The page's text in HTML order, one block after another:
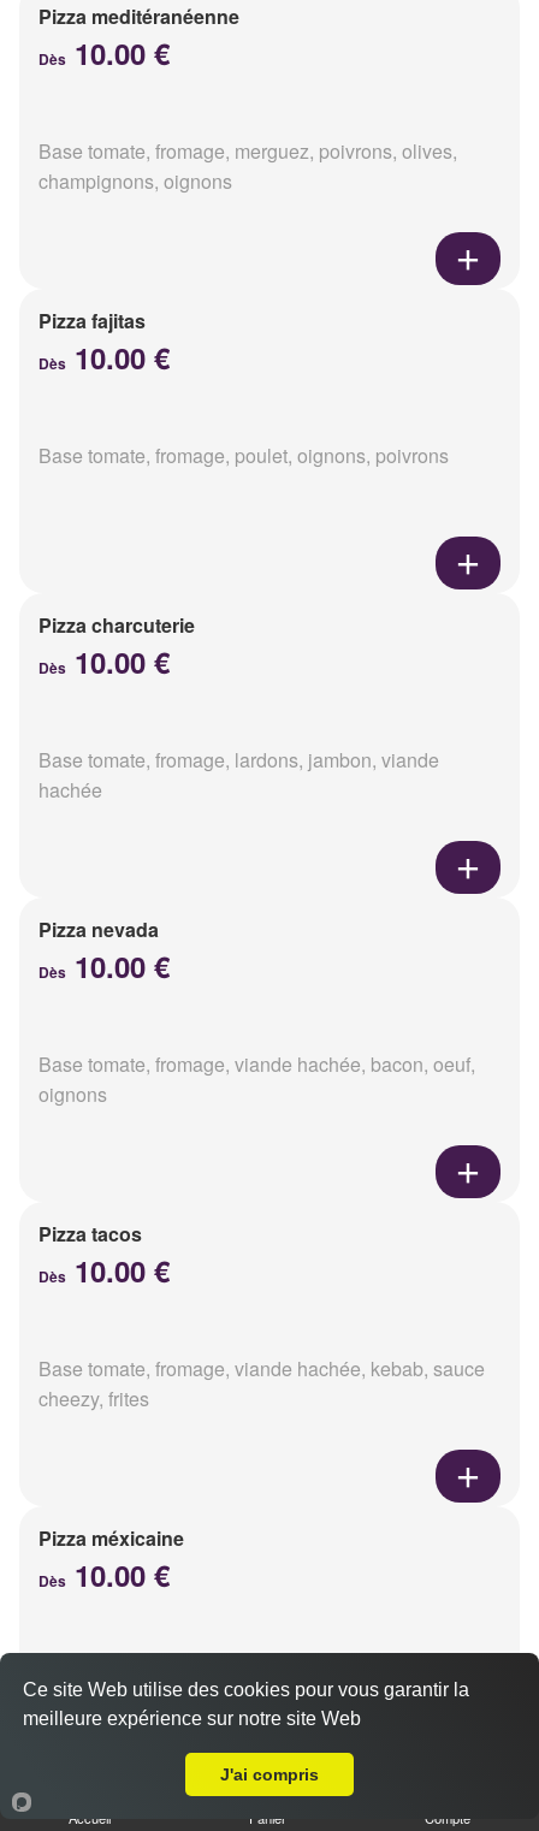
Pizza meditéranéenne
Dès 10.00 €
Base tomate, fromage, merguez, poivrons, olives,
champignons, oignons
Pizza fajitas
Dès 10.00 €
Base tomate, fromage, poulet, oignons, poivrons
Pizza charcuterie
Dès 10.00 €
Base tomate, fromage, lardons, jambon, viande
hachée
Pizza nevada
Dès 10.00 €
Base tomate, fromage, viande hachée, bacon, oeuf,
oignons
Pizza tacos
Dès 10.00 €
Base tomate, fromage, viande hachée, kebab, sauce
cheezy, frites
Pizza méxicaine
Dès 10.00 €
chorizo, poivrons
Accueil Panier Compte
Ce site Web utilise des cookies pour vous garantir la
meilleure expérience sur notre site Web
J'ai compris